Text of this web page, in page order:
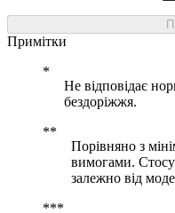
Примітки
Не відповідає
бездоріжжя.
Порівняно з
вимогами.
залежно від